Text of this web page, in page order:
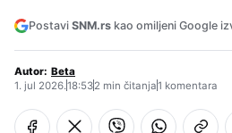
Postavi SNM.rs kao omiljeni Google
Autor: Beta
1. jul 2026.18:532 min čitanja1 komentara